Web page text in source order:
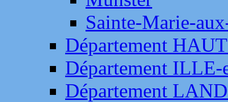
Sainte-Marie-
Département
Département
Département